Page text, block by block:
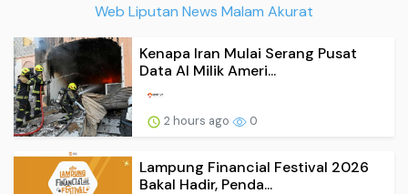
Web Liputan News Malam Akurat
Kenapa Iran Mulai Serang Pusat
Data AI Milik Ameri...
2 hours ago 0
Lampung Financial Festival 2026
Bakal Hadir, Penda...